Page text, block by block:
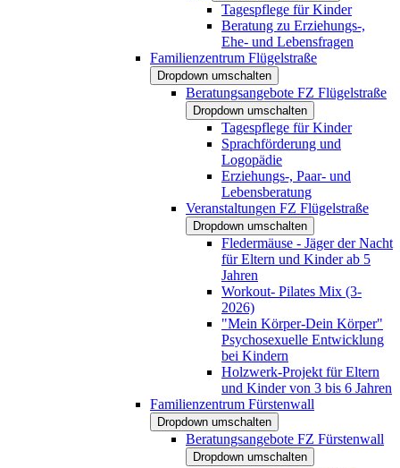
Tagespflege für Kinder
Beratung zu Erziehungs-,
Ehe- und Lebensfragen
Familienzentrum Flügelstraße
Dropdown umschalten
Beratungsangebote FZ Flügelstraße
Dropdown umschalten
Tagespflege für Kinder
Sprachförderung und
Logopädie
Erziehungs-, Paar- und
Lebensberatung
Veranstaltungen FZ Flügelstraße
Dropdown umschalten
Fledermäuse - Jäger der Nacht
für Eltern und Kinder ab 5
Jahren
Workout- Pilates Mix (3-
2026)
"Mein Körper-Dein Körper"
Psychosexuelle Entwicklung
bei Kindern
Holzwerk-Projekt für Eltern
und Kinder von 3 bis 6 Jahren
Familienzentrum Fürstenwall
Dropdown umschalten
Beratungsangebote FZ Fürstenwall
Dropdown umschalten